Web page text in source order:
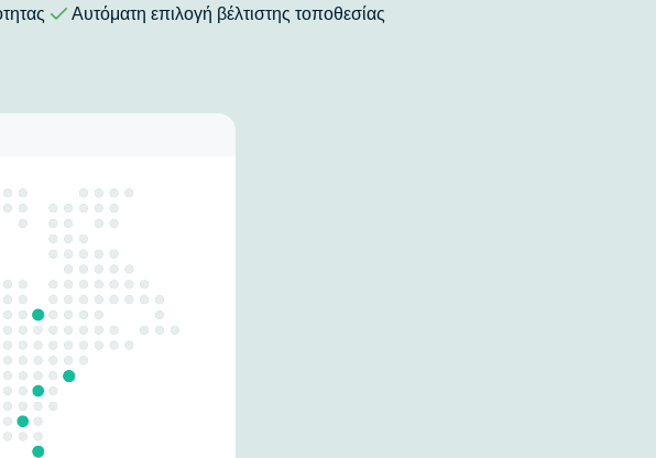
Αυτόματη επιλογή βέλτιστης τοποθεσίας